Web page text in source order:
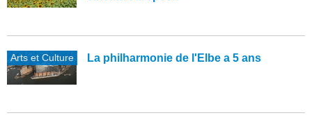
Arts et Culture La philharmonie de l'Elbe a 5 ans